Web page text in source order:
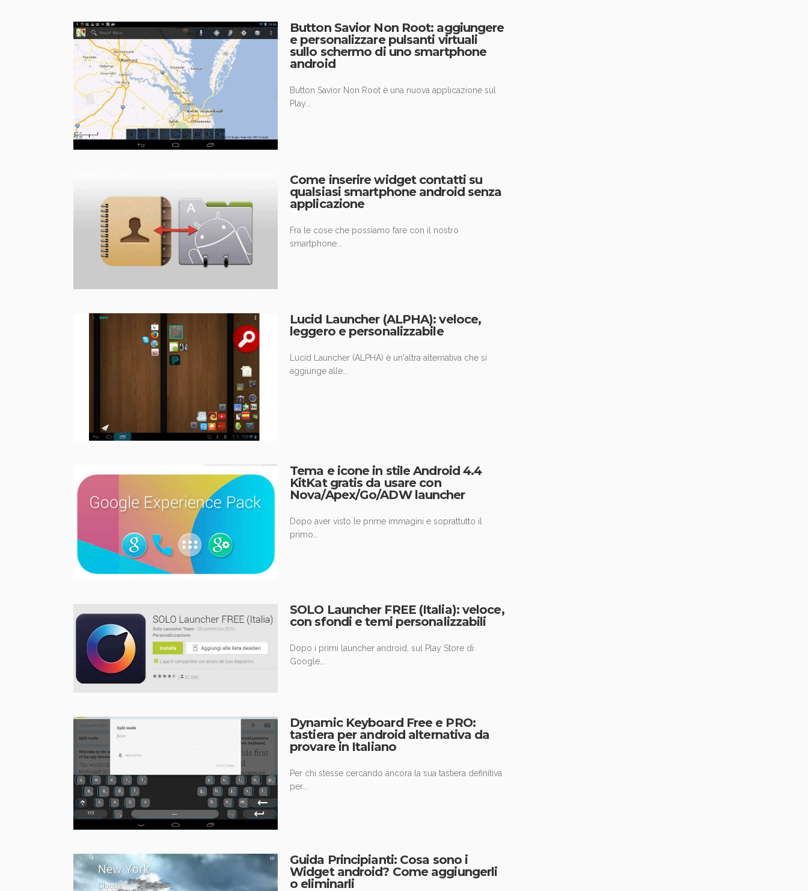
Button Savior Non Root: aggiungere
e personalizzare pulsanti virtuali
sullo schermo di uno smartphone
android
Button Savior Non Root è una nuova applicazione sul
Play...
Come inserire widget contatti su
qualsiasi smartphone android senza
applicazione
Fra le cose che possiamo fare con il nostro
smartphone...
Lucid Launcher (ALPHA): veloce,
leggero e personalizzabile
Lucid Launcher (ALPHA) è un'altra alternativa che si
aggiunge alle...
Tema e icone in stile Android 4.4
KitKat gratis da usare con
Nova/Apex/Go/ADW launcher
Dopo aver visto le prime immagini e soprattutto il
primo...
SOLO Launcher FREE (Italia): veloce,
con sfondi e temi personalizzabili
Dopo i primi launcher android, sul Play Store di
Google...
Dynamic Keyboard Free e PRO:
tastiera per android alternativa da
provare in Italiano
Per chi stesse cercando ancora la sua tastiera definitiva
per...
Guida Principianti: Cosa sono i
Widget android? Come aggiungerli
o eliminarli